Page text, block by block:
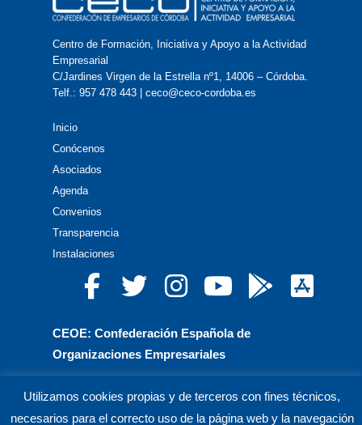
Centro de Formación, Iniciativa y Apoyo a la Actividad
Empresarial
C/Jardines Virgen de la Estrella nº1, 14006 – Córdoba.
Telf.: 957 478 443 | ceco@ceco-cordoba.es
Inicio
Conócenos
Asociados
Agenda
Convenios
Transparencia
Instalaciones
CEOE: Confederación Española de
Organizaciones Empresariales
Utilizamos cookies propias y de terceros con fines técnicos,
necesarios para el correcto uso de la página web y la navegación